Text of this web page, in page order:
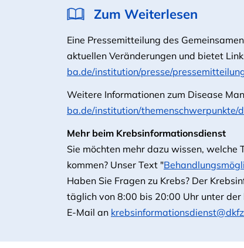
Zum Weiterlesen
Eine Pressemitteilung des
aktuellen Veränderungen und bietet
ba.de/institution/presse/
Weitere Informationen zum Disease
ba.de/institution/themenschwerpunkte/
Mehr beim Krebsinformationsdienst
Sie möchten mehr dazu wissen,
kommen? Unser Text "
Haben Sie Fragen zu Krebs? Der
täglich von 8:00 bis 20:00 Uhr unter
E-Mail an